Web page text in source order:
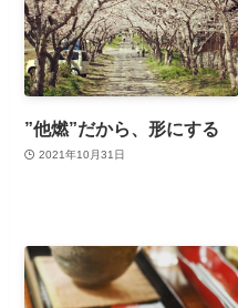
”他燃”だから、形にする
2021年10月31日